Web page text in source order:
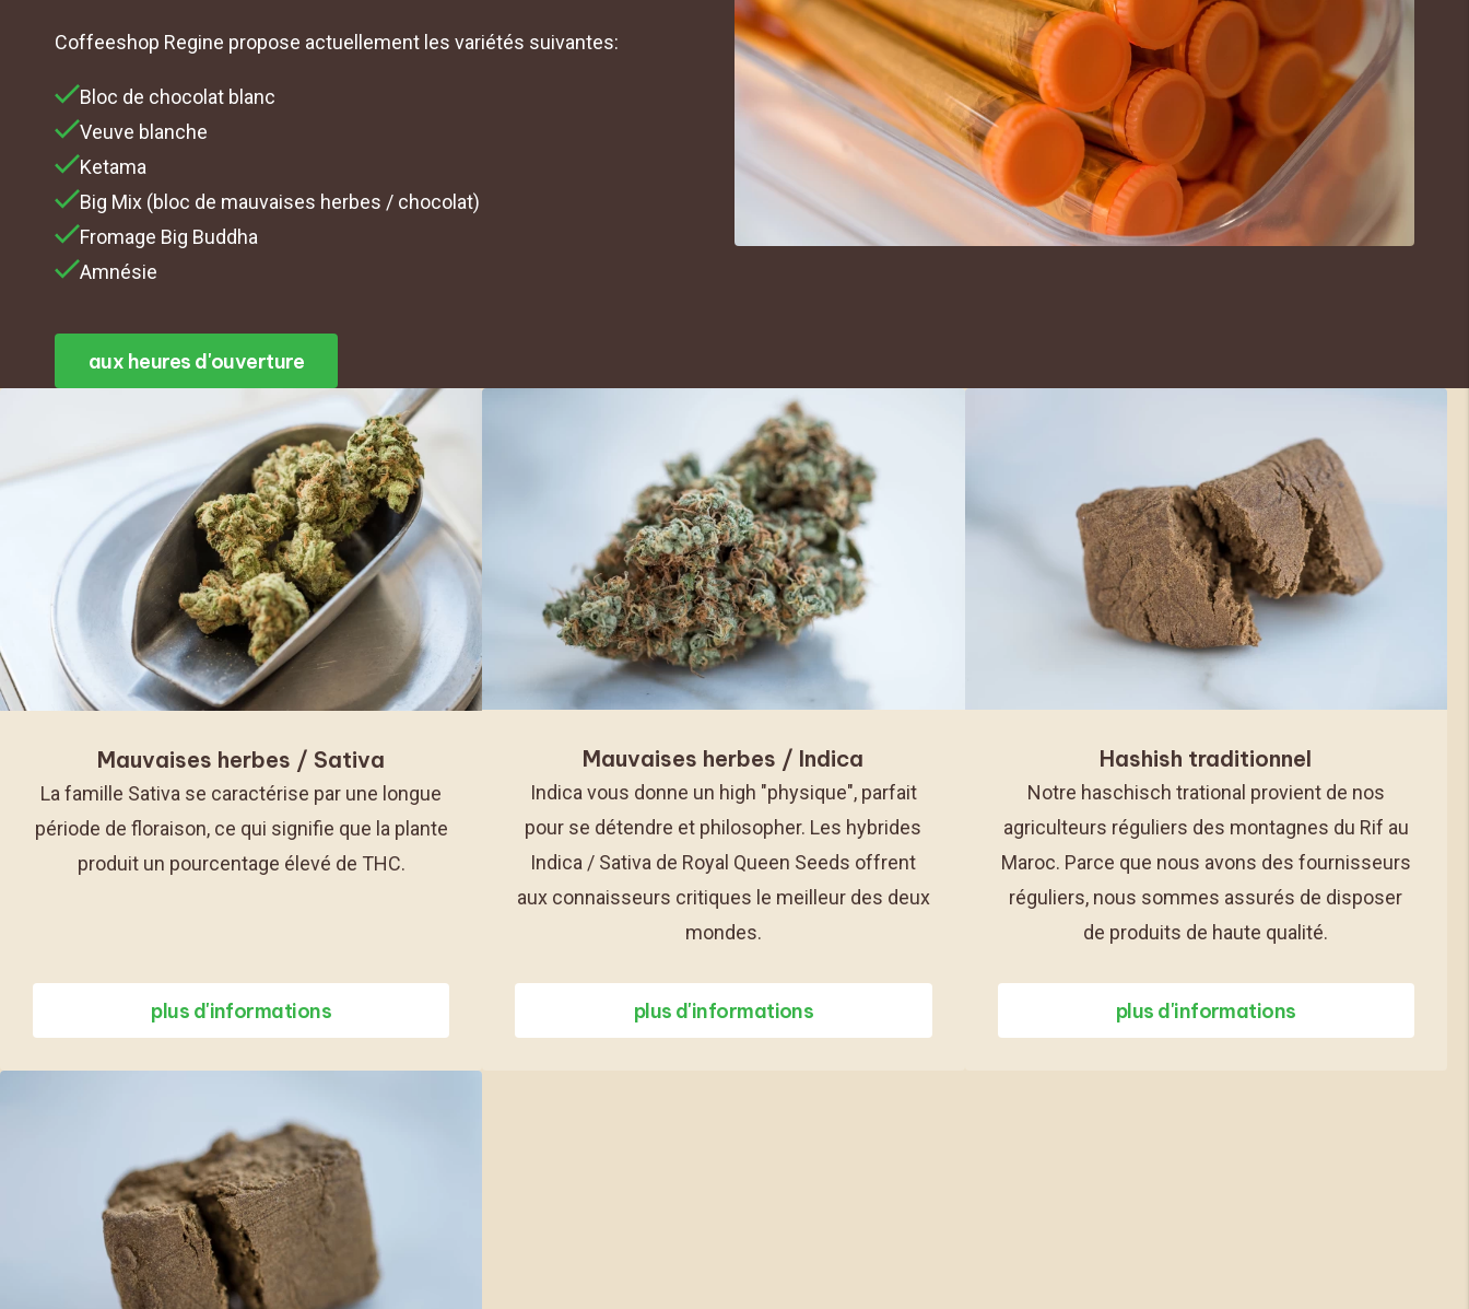
Coffeeshop Regine propose actuellement les variétés suivantes:
Bloc de chocolat blanc
Veuve blanche
Ketama
Big Mix (bloc de mauvaises herbes / chocolat)
Fromage Big Buddha
Amnésie
aux heures d'ouverture
Mauvaises herbes / Sativa
La famille Sativa se caractérise par une longue
période de floraison, ce qui signifie que la plante
produit un pourcentage élevé de THC.
plus d'informations
Mauvaises herbes / Indica
Indica vous donne un high "physique", parfait
pour se détendre et philosopher. Les hybrides
Indica / Sativa de Royal Queen Seeds offrent
aux connaisseurs critiques le meilleur des deux
mondes.
plus d'informations
Hashish traditionnel
Notre haschisch trational provient de nos
agriculteurs réguliers des montagnes du Rif au
Maroc. Parce que nous avons des fournisseurs
réguliers, nous sommes assurés de disposer
de produits de haute qualité.
plus d'informations